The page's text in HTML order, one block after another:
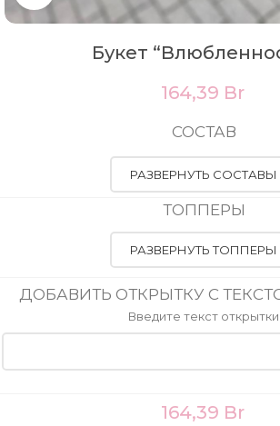
Букет
164,39 Br
СОСТАВ
РАЗВЕРНУТЬ СОСТАВЫ
ТОППЕРЫ
РАЗВЕРНУТЬ ТОППЕРЫ
ДОБАВИТЬ ОТКРЫТКУ С
Введите текст открытки
164,39 Br